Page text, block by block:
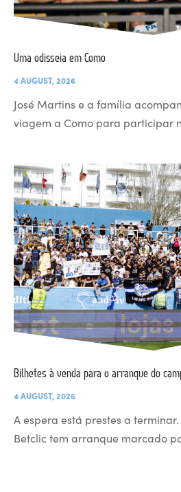
Uma odisseia em Como
4 AUGUST, 2026
José Martins e a família
viagem a Como para participar
Bilhetes à venda para o arranque do
4 AUGUST, 2026
A espera está prestes a
Betclic tem arranque marcado